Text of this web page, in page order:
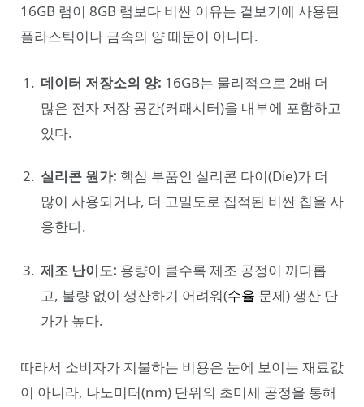
16GB 램이 8GB 램보다 비싼 이유는 겉보기에 사용된
플라스틱이나 금속의 양 때문이 아니다.
데이터 저장소의 양: 16GB는 물리적으로 2배 더
많은 전자 저장 공간(커패시터)을 내부에 포함하고
있다.
실리콘 원가: 핵심 부품인 실리콘 다이(Die)가 더
많이 사용되거나, 더 고밀도로 집적된 비싼 칩을 사
용한다.
제조 난이도: 용량이 클수록 제조 공정이 까다롭
고, 불량 없이 생산하기 어려워(수율 문제) 생산 단
가가 높다.
따라서 소비자가 지불하는 비용은 눈에 보이는 재료값
이 아니라, 나노미터(nm) 단위의 초미세 공정을 통해